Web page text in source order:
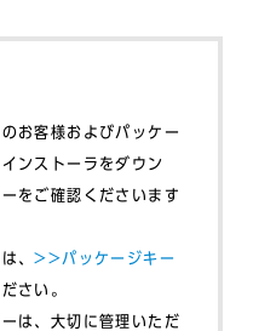
お客様およびパッケー
ンストーラをダウン
をご確認くださいます
、>>パッケージキー
さい。
は、大切に管理いただ